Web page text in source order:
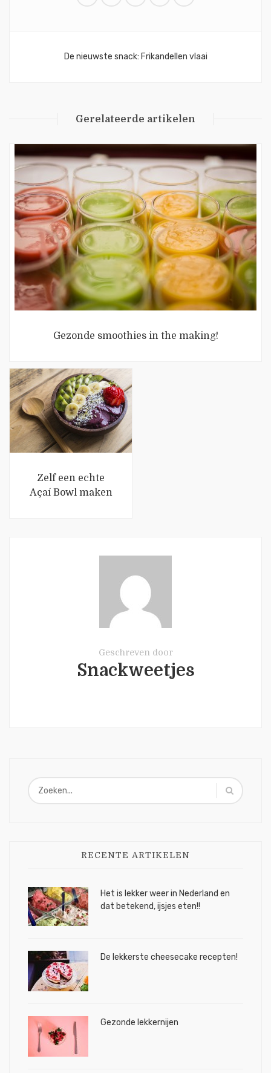
De nieuwste snack: Frikandellen vlaai
Gerelateerde artikelen
Gezonde smoothies in the making!
Zelf een echte
Açaí Bowl maken
Geschreven door
Snackweetjes
RECENTE ARTIKELEN
Het is lekker weer in Nederland en
dat betekend, ijsjes eten!!
De lekkerste cheesecake recepten!
Gezonde lekkernijen